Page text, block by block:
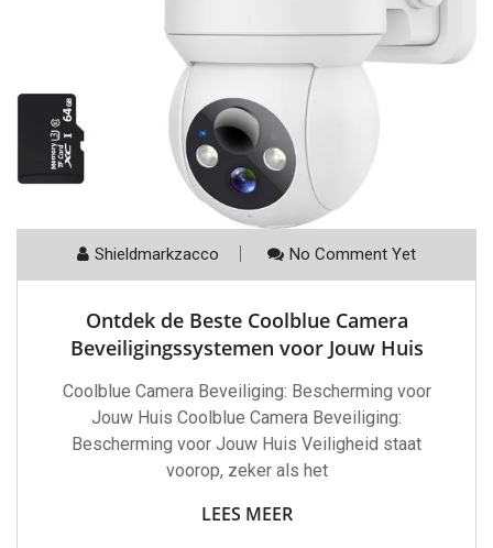
Shieldmarkzacco No Comment Yet
Ontdek de Beste Coolblue Camera
Beveiligingssystemen voor Jouw Huis
Coolblue Camera Beveiliging: Bescherming voor
Jouw Huis Coolblue Camera Beveiliging:
Bescherming voor Jouw Huis Veiligheid staat
voorop, zeker als het
LEES MEER